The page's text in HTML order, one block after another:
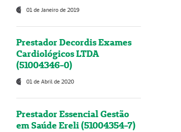
01 de Janeiro de 2019
Prestador Decordis Exames
Cardiológicos LTDA
(51004346-0)
01 de Abril de 2020
Prestador Essencial Gestão
em Saúde Ereli (51004354-7)